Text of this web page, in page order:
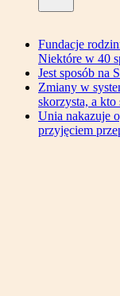
Fundacje
Niektóre w 40
Jest sposób na
Zmiany w
skorzysta, a kto
Unia nakazuje
przyjęciem